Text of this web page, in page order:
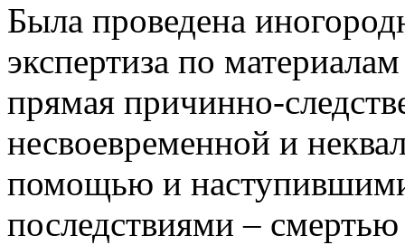
Была проведена
экспертиза по
прямая причинно-
несвоевременной и
помощью и
последствиями –